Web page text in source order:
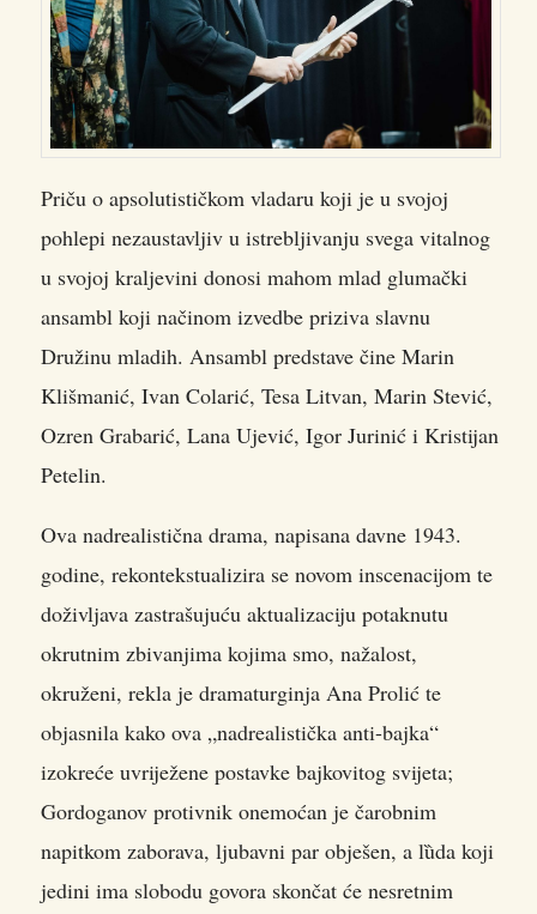
Priču o apsolutističkom vladaru koji je u svojoj
pohlepi nezaustavljiv u istrebljivanju svega vitalnog
u svojoj kraljevini donosi mahom mlad glumački
ansambl koji načinom izvedbe priziva slavnu
Družinu mladih. Ansambl predstave čine Marin
Klišmanić, Ivan Colarić, Tesa Litvan, Marin Stević,
Ozren Grabarić, Lana Ujević, Igor Jurinić i Kristijan
Petelin.
Ova nadrealistična drama, napisana davne 1943.
godine, rekontekstualizira se novom inscenacijom te
doživljava zastrašujuću aktualizaciju potaknutu
okrutnim zbivanjima kojima smo, nažalost,
okruženi, rekla je dramaturginja Ana Prolić te
objasnila kako ova „nadrealistička anti-bajka“
izokreće uvriježene postavke bajkovitog svijeta;
Gordoganov protivnik onemoćan je čarobnim
napitkom zaborava, ljubavni par obješen, a lȕda koji
jedini ima slobodu govora skončat će nesretnim